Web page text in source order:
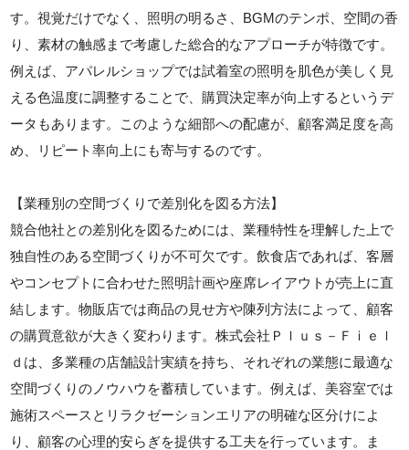
す。視覚だけでなく、照明の明るさ、BGMのテンポ、空間の香
り、素材の触感まで考慮した総合的なアプローチが特徴です。
例えば、アパレルショップでは試着室の照明を肌色が美しく見
える色温度に調整することで、購買決定率が向上するというデ
ータもあります。このような細部への配慮が、顧客満足度を高
め、リピート率向上にも寄与するのです。
【業種別の空間づくりで差別化を図る方法】
競合他社との差別化を図るためには、業種特性を理解した上で
独自性のある空間づくりが不可欠です。飲食店であれば、客層
やコンセプトに合わせた照明計画や座席レイアウトが売上に直
結します。物販店では商品の見せ方や陳列方法によって、顧客
の購買意欲が大きく変わります。株式会社Ｐｌｕｓ－Ｆｉｅｌ
ｄは、多業種の店舗設計実績を持ち、それぞれの業態に最適な
空間づくりのノウハウを蓄積しています。例えば、美容室では
施術スペースとリラクゼーションエリアの明確な区分けによ
り、顧客の心理的安らぎを提供する工夫を行っています。ま